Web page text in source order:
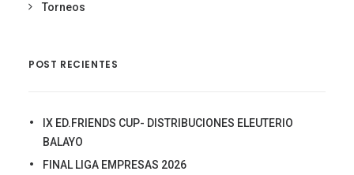
Torneos
POST RECIENTES
IX ED.FRIENDS CUP- DISTRIBUCIONES ELEUTERIO
BALAYO
FINAL LIGA EMPRESAS 2026